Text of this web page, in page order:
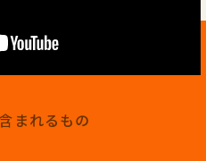
まれるもの